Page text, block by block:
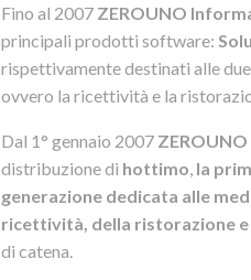
Fino al 2007 ZEROUNO
principali prodotti software:
rispettivamente destinati alle
ovvero la ricettività e la
Dal 1° gennaio 2007
distribuzione di hottimo la
generazione dedicata alle
ricettività, della ristorazione
di catena.